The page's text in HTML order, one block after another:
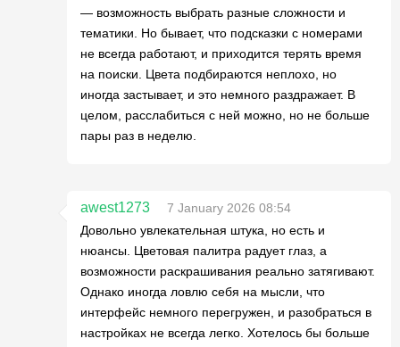
— возможность выбрать разные сложности и
тематики. Но бывает, что подсказки с номерами
не всегда работают, и приходится терять время
на поиски. Цвета подбираются неплохо, но
иногда застывает, и это немного раздражает. В
целом, расслабиться с ней можно, но не больше
пары раз в неделю.
awest1273
7 January 2026 08:54
Довольно увлекательная штука, но есть и
нюансы. Цветовая палитра радует глаз, а
возможности раскрашивания реально затягивают.
Однако иногда ловлю себя на мысли, что
интерфейс немного перегружен, и разобраться в
настройках не всегда легко. Хотелось бы больше